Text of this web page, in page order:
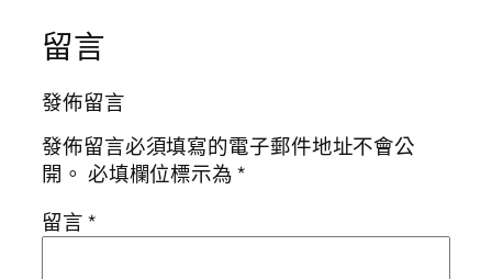
留言
發佈留言
發佈留言必須填寫的電子郵件地址不會公
開。 必填欄位標示為*
留言*